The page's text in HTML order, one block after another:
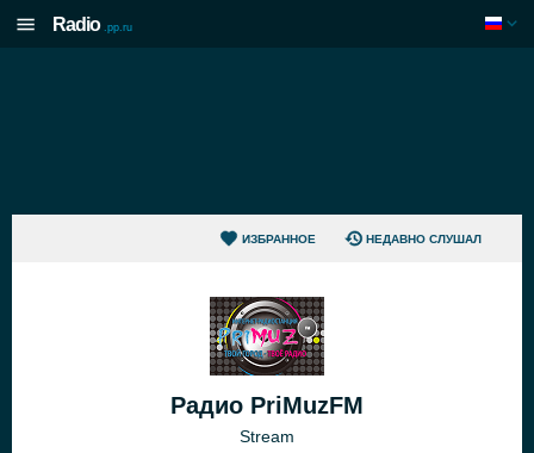
Radio .pp.ru
ИЗБРАННОЕ НЕДАВНО СЛУШАЛ
Радио PriMuzFM
Stream